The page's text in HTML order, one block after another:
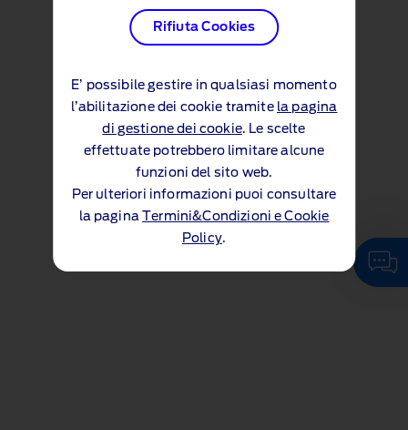
Rifiuta Cookies
E’ possibile gestire in qualsiasi momento
l’abilitazione dei cookie tramite la pagina
di gestione dei cookie. Le scelte
effettuate potrebbero limitare alcune
funzioni del sito web.
Per ulteriori informazioni puoi consultare
la pagina
Termini&Condizioni e Cookie
Policy.